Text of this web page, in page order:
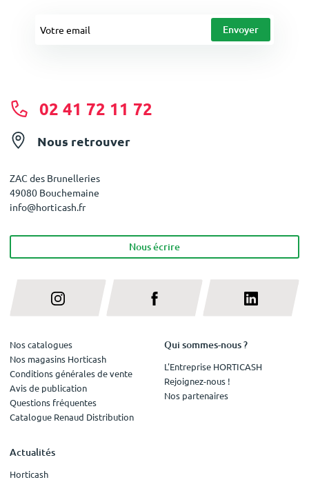
02 41 72 11 72
Nous retrouver
ZAC des Brunelleries
49080 Bouchemaine
info@horticash.fr
Nous écrire
Nos catalogues
Nos magasins Horticash
Conditions générales de vente
Avis de publication
Questions fréquentes
Catalogue Renaud Distribution
Qui sommes-nous ?
L'Entreprise HORTICASH
Rejoignez-nous !
Nos partenaires
Actualités
Horticash